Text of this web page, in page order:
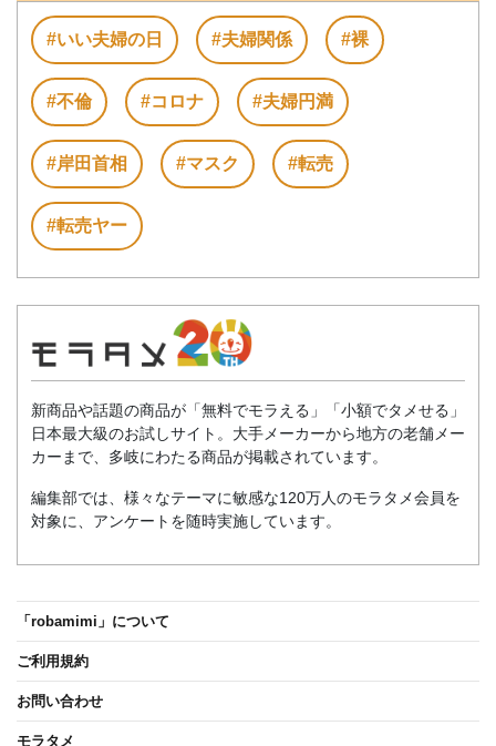
#いい夫婦の日 #夫婦関係 #裸
#不倫 #コロナ #夫婦円満
#岸田首相 #マスク #転売
#転売ヤー
新商品や話題の商品が「無料でモラえる」「小額でタメせる」
日本最大級のお試しサイト。大手メーカーから地方の老舗メー
カーまで、多岐にわたる商品が掲載されています。
編集部では、様々なテーマに敏感な120万人のモラタメ会員を
対象に、アンケートを随時実施しています。
「robamimi」について
ご利用規約
お問い合わせ
モラタメ